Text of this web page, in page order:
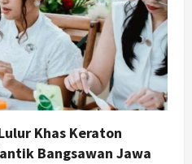
Khas Keraton
Bangsawan Jawa